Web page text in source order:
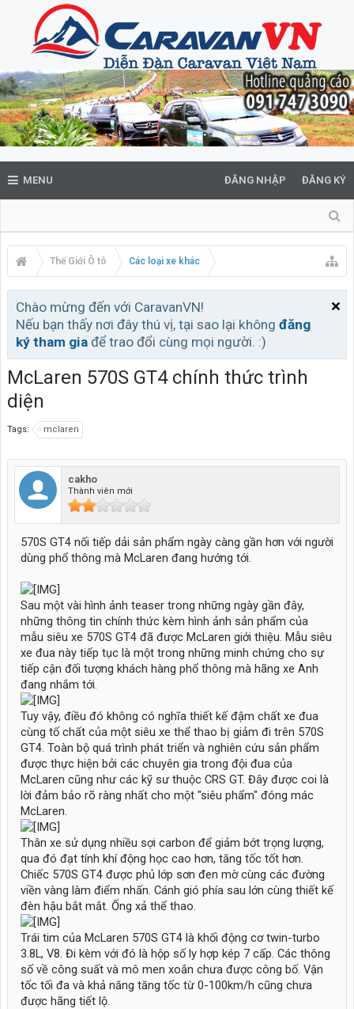
MENU ĐĂNG NHẬP ĐĂNG KÝ
Thế Giới Ô tô Các loại xe khác
Chào mừng đến với CaravanVN!
Nếu bạn thấy nơi đây thú vị, tại sao lại không đăng
ký tham gia để trao đổi cùng mọi người. :)
McLaren 570S GT4 chính thức trình
diện
Tags: mclaren
cakho
Thành viên mới
570S GT4 nối tiếp dải sản phẩm ngày càng gần hơn với người
dùng phổ thông mà McLaren đang hướng tới.
Sau một vài hình ảnh teaser trong những ngày gần đây,
những thông tin chính thức kèm hình ảnh sản phẩm của
mẫu siêu xe 570S GT4 đã được McLaren giới thiệu. Mẫu siêu
xe đua này tiếp tục là một trong những minh chứng cho sự
tiếp cận đối tượng khách hàng phổ thông mà hãng xe Anh
đang nhắm tới.
Tuy vậy, điều đó không có nghĩa thiết kế đậm chất xe đua
cùng tố chất của một siêu xe thể thao bị giảm đi trên 570S
GT4. Toàn bộ quá trình phát triển và nghiên cứu sản phẩm
được thực hiện bởi các chuyên gia trong đội đua của
McLaren cũng như các kỹ sư thuộc CRS GT. Đây được coi là
lời đảm bảo rõ ràng nhất cho một "siêu phẩm" đóng mác
McLaren.
Thân xe sử dụng nhiều sợi carbon để giảm bớt trọng lượng,
qua đó đạt tính khí động học cao hơn, tăng tốc tốt hơn.
Chiếc 570S GT4 được phủ lớp sơn đen mờ cùng các đường
viền vàng làm điểm nhấn. Cánh gió phía sau lớn cùng thiết kế
đèn hậu bắt mắt. Ống xả thể thao.
Trái tim của McLaren 570S GT4 là khối động cơ twin-turbo
3.8L, V8. Đi kèm với đó là hộp số ly hợp kép 7 cấp. Các thông
số về công suất và mô men xoắn chưa được công bố. Vận
tốc tối đa và khả năng tăng tốc từ 0-100km/h cũng chưa
được hãng tiết lộ.